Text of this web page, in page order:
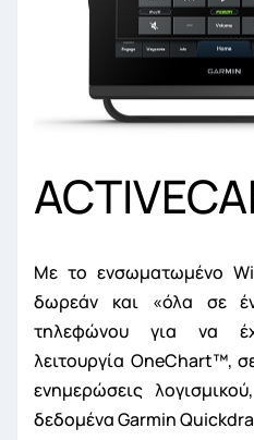
Με το ενσωματωμένο
δωρεάν και «όλα σε
τηλεφώνου για να
λειτουργία OneChart™,
ενημερώσεις
δεδομένα Garmin